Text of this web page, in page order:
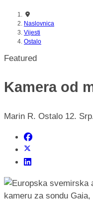
Naslovnica
Vijesti
Ostalo
Featured
Kamera od
Marin R. Ostalo 12.